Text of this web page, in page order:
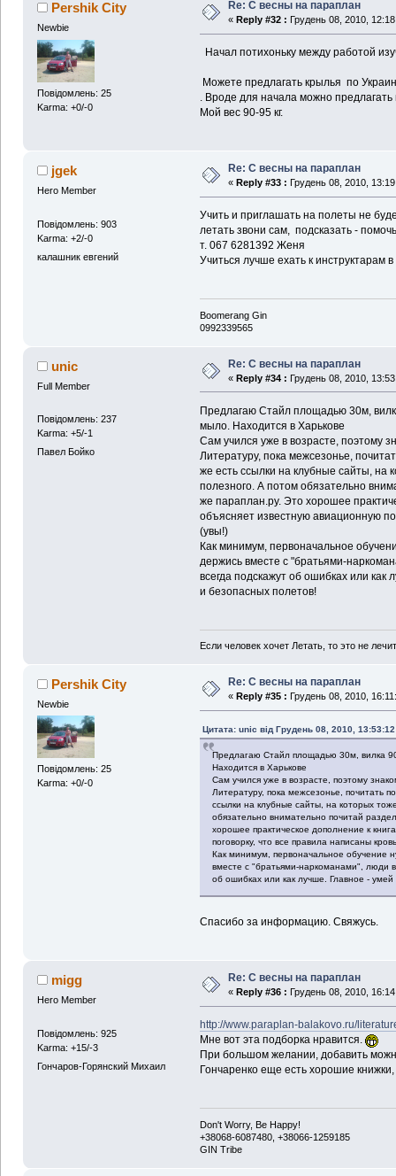
Pershik City
Newbie
Повідомлень: 25
Karma: +0/-0
Re: С весны на параплан
« Reply #32 : Грудень 08, 2010,
Начал потихоньку между работой
Можете предлагать крылья по
. Вроде для начала можно предлагать
Мой вес 90-95 кг.
jgek
Hero Member
Повідомлень: 903
Karma: +2/-0
калашник евгений
Re: С весны на параплан
« Reply #33 : Грудень 08, 2010,
Учить и приглашать на полеты не
летать звони сам, подсказать -
т. 067 6281392 Женя
Учиться лучше ехать к инструктарам
Boomerang Gin
0992339565
unic
Full Member
Повідомлень: 237
Karma: +5/-1
Павел Бойко
Re: С весны на параплан
« Reply #34 : Грудень 08, 2010,
Предлагаю Стайл площадью 30м,
мыло. Находится в Харькове
Сам учился уже в возрасте, поэтому
Литературу, пока межсезонье,
же есть ссылки на клубные сайты, на
полезного. А потом обязательно
же параплан.ру. Это хорошее
объясняет известную авиационную
(увы!)
Как минимум, первоначальное
держись вместе с "братьями-
всегда подскажут об ошибках или
и безопасных полетов!
Если человек хочет Летать, то это не
Pershik City
Newbie
Повідомлень: 25
Karma: +0/-0
Re: С весны на параплан
« Reply #35 : Грудень 08, 2010,
Цитата: unic від Грудень 08, 2010, 13:53:12
Предлагаю Стайл площадью 30м, вилка
Находится в Харькове
Сам учился уже в возрасте, поэтому
Литературу, пока межсезонье, почитать
ссылки на клубные сайты, на которых
обязательно внимательно почитай
хорошее практическое дополнение к
поговорку, что все правила написаны
Как минимум, первоначальное обучение
вместе с "братьями-наркоманами", люди
об ошибках или как лучше. Главное -
Спасибо за информацию. Свяжусь.
migg
Hero Member
Повідомлень: 925
Karma: +15/-3
Гончаров-Горянский Михаил
Re: С весны на параплан
« Reply #36 : Грудень 08, 2010,
http://www.paraplan-balakovo.ru/
Мне вот эта подборка нравится.
При большом желании, добавить
Гончаренко еще есть хорошие книжки,
Don't Worry, Be Happy!
+38068-6087480, +38066-1259185
GIN Tribe